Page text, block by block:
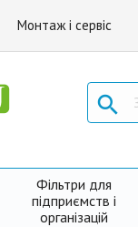
Монтаж і сервіс

Фільтри для
підприємств і
організацій